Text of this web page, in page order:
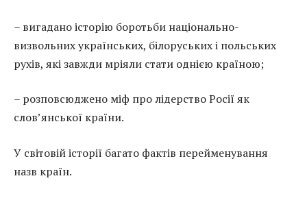
– вигадано історію боротьби національно-
визвольних українських, білоруських і польських
рухів, які завжди мріяли стати однією країною;
– розповсюджено міф про лідерство Росії як
слов’янської країни.
У світовій історії багато фактів перейменування
назв країн.